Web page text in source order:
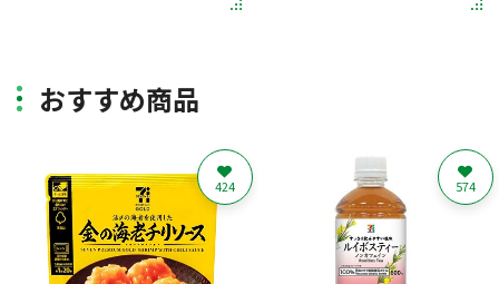
おすすめ商品
424 574